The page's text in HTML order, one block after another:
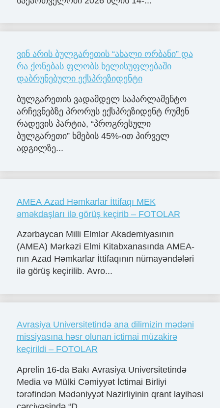
ვინ არის ბულგარეთის “ახალი ორბანი” და
რა ქონებას ფლობს ხელისუფლებაში
დაბრუნებული ექსპრეზიდენტი
ბულგარეთის ვადამდელ საპარლამენტო
არჩევნებზე პრორუს ექსპრეზიდენტ რუმენ
რადევის პარტია, “პროგრესული
ბულგარეთი” ხმების 45%-ით პირველ
ადგილზე...
AMEA Azad Həmkarlar İttifaqı MEK
əməkdaşları ilə görüş keçirib – FOTOLAR
Azərbaycan Milli Elmlər Akademiyasının
(AMEA) Mərkəzi Elmi Kitabxanasında AMEA-
nın Azad Həmkarlar İttifaqının nümayəndələri
ilə görüş keçirilib. Avro...
Avrasiya Universitetində ana dilimizin mədəni
missiyasına həsr olunan ictimai müzakirə
keçirildi – FOTOLAR
Aprelin 16-da Bakı Avrasiya Universitetində
Media və Mülki Cəmiyyət İctimai Birliyi
tərəfindən Mədəniyyət Nazirliyinin qrant layihəsi